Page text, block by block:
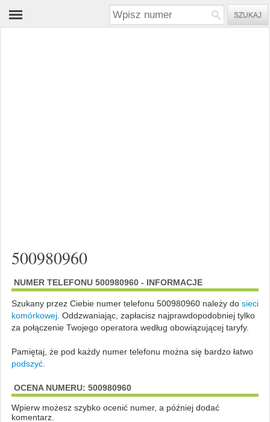
500980960
NUMER TELEFONU 500980960 - INFORMACJE
Szukany przez Ciebie numer telefonu 500980960 należy do sieci
komórkowej. Oddzwaniając, zapłacisz najprawdopodobniej tylko
za połączenie Twojego operatora według obowiązującej taryfy.
Pamiętaj, że pod każdy numer telefonu można się bardzo łatwo
podszyć.
OCENA NUMERU: 500980960
Wpierw możesz szybko ocenić numer, a później dodać
komentarz.